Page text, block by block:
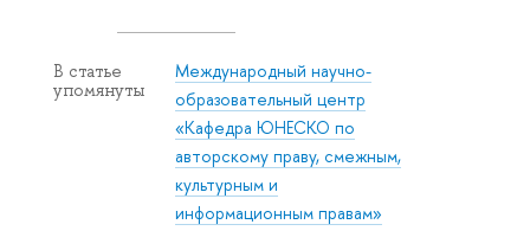
В статье
упомянуты
Международный научно-
образовательный центр
«Кафедра ЮНЕСКО по
авторскому праву, смежным,
культурным и
информационным правам»